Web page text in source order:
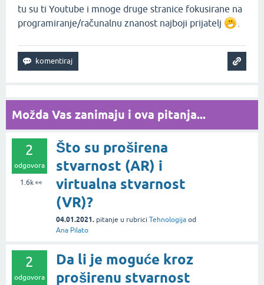
tu su ti Youtube i mnoge druge stranice fokusirane na
programiranje/računalnu znanost najboji prijatelj
Možda Vas zanimaju i ova pitanja...
2
odgovora
1.6k👀
Što su proširena
stvarnost (AR) i
virtualna stvarnost
(VR)?
04.01.2021. pitanje u rubrici Tehnologija od
Ana Pilato
2
odgovora
Da li je moguće kroz
proširenu stvarnost